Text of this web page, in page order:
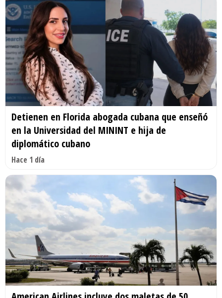
Detienen en Florida abogada cubana que enseñó
en la Universidad del MININT e hija de
diplomático cubano
Hace 1 día